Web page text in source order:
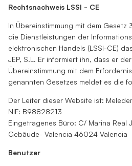
Rechtsnachweis LSSI - CE
In Übereinstimmung mit dem Gesetz
die Dienstleistungen der
elektronischen Handels (LSSI-CE)
JEP, S.L. Er informiert ihn, dass er
Übereinstimmung mit dem
genannten Gesetzes meldet es die
Der Leiter dieser Website ist:
NIF: B98828213
Eingetragenes Büro: C/ Marina Real
Gebäude- Valencia 46024 Valencia
Benutzer